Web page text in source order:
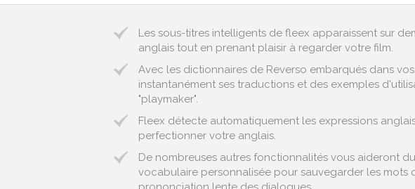
Les sous-titres intelligents de fleex apparaissent sur
anglais tout en prenant plaisir à regarder votre film.
Avec les dictionnaires de Reverso embarqués dans
instantanément ses traductions et des exemples
"playmaker".
Fleex détecte automatiquement les expressions
perfectionner votre anglais.
De nombreuses autres fonctionnalités vous aideront
vocabulaire personnalisée pour sauvegarder les